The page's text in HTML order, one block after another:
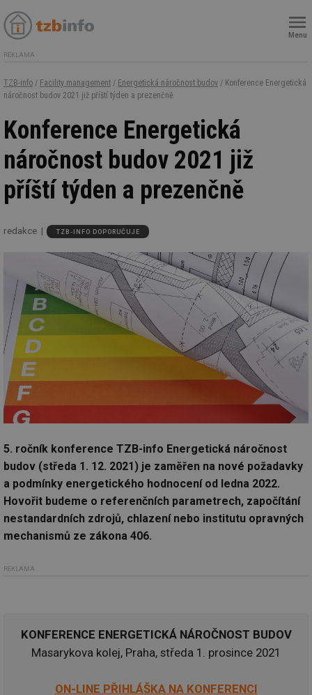
Menu
REKLAMA
TZB-info / Facility management / Energetická náročnost budov / Konference Energetická
náročnost budov 2021 již příští týden a prezenčně
Konference Energetická
náročnost budov 2021 již
příští týden a prezenčně
redakce TZB-INFO DOPORUČUJE
5. ročník konference TZB-info Energetická náročnost
budov (středa 1. 12. 2021) je zaměřen na nové požadavky
a podmínky energetického hodnocení od ledna 2022.
Hovořit budeme o referenčních parametrech, započítání
nestandardních zdrojů, chlazení nebo institutu opravných
mechanismů ze zákona 406.
REKLAMA
KONFERENCE ENERGETICKÁ NÁROČNOST BUDOV
Masarykova kolej, Praha, středa 1. prosince 2021
ON-LINE PŘIHLÁŠKA NA KONFERENCI